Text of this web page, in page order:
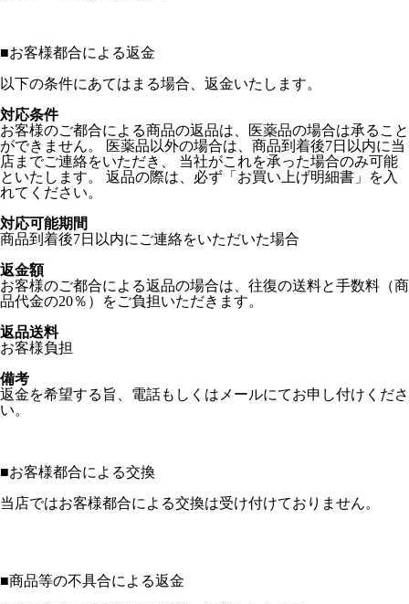
■お客様都合による返金
以下の条件にあてはまる場合、返金いたします。
対応条件
お客様のご都合による商品の返品は、医薬品の場合は承ること
ができません。 医薬品以外の場合は、商品到着後7日以内に当
店までご連絡をいただき、 当社がこれを承った場合のみ可能
といたします。 返品の際は、必ず「お買い上げ明細書」を入
れてください。
対応可能期間
商品到着後7日以内にご連絡をいただいた場合
返金額
お客様のご都合による返品の場合は、往復の送料と手数料（商
品代金の20％）をご負担いただきます。
返品送料
お客様負担
備考
返金を希望する旨、電話もしくはメールにてお申し付けくださ
い。
■お客様都合による交換
当店ではお客様都合による交換は受け付けておりません。
■商品等の不具合による返金